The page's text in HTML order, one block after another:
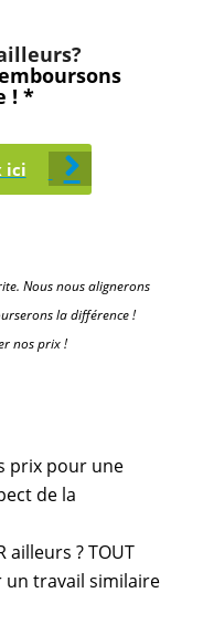
! *
ici
Nous nous alignerons
la différence !
nos prix !
prix pour une
de la
ailleurs ? TOUT
un travail similaire